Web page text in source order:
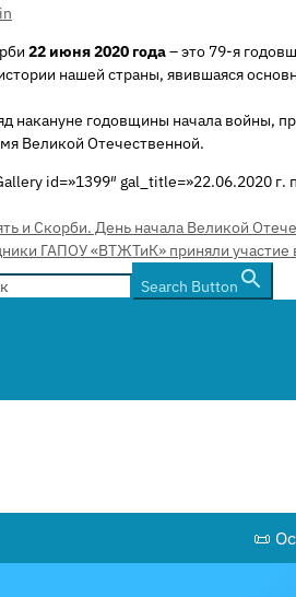
22 июня 2020 года– это 79-я
нашей страны, явившаяся
накануне годовщины начала войны,
Великой Отечественной.
id=»1399″ gal_title=»22.06.2020 г.
и Скорби. День начала Великой
ГАПОУ «ВТЖТиК» приняли
Search Button
📜